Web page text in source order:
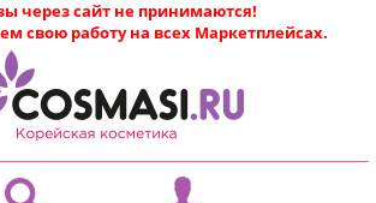
через сайт не принимаются!
свою работу на всех Маркетплейсах.